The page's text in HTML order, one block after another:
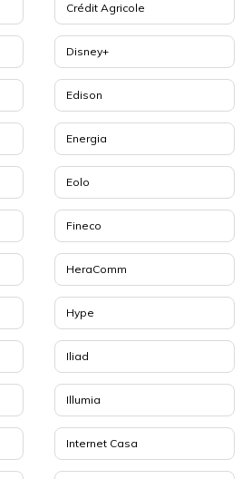
Crédit Agricole
Disney+
Edison
Energia
Eolo
Fineco
HeraComm
Hype
Iliad
Illumia
Internet Casa